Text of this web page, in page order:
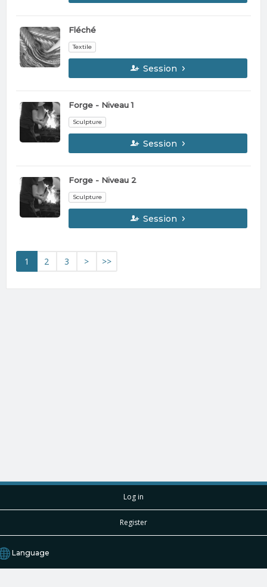
Fléché
Textile
Session
Forge - Niveau 1
Sculpture
Session
Forge - Niveau 2
Sculpture
Session
1 2 3 > >>
Log in
Register
Language